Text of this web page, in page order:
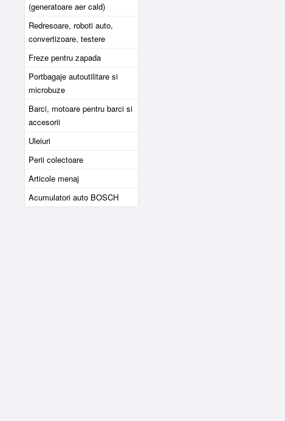
(generatoare aer cald)
Redresoare, roboti auto,
convertizoare, testere
Freze pentru zapada
Portbagaje autoutilitare si
microbuze
Barci, motoare pentru barci si
accesorii
Uleiuri
Perii colectoare
Articole menaj
Acumulatori auto BOSCH